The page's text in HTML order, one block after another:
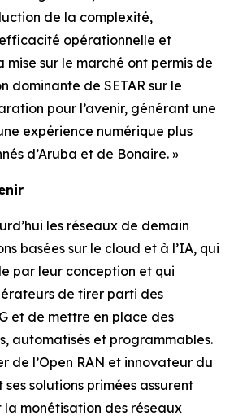
de la complexité,
opérationnelle et
mise sur le marché ont permis de
dominante de SETAR sur le
pour l’avenir, générant une
expérience numérique plus
d’Aruba et de Bonaire. »
les réseaux de demain
basées sur le cloud et à l’IA, qui
par leur conception et qui
de tirer parti des
et de mettre en place des
automatisés et programmables.
de l’Open RAN et innovateur du
solutions primées assurent
la monétisation des réseaux